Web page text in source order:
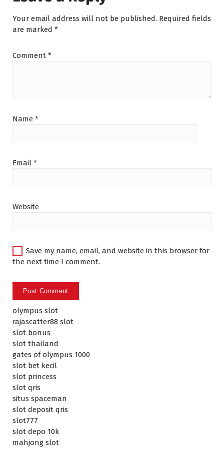
Your email address will not be published. Required fields
are marked *
Comment *
Name *
Email *
Website
Save my name, email, and website in this browser for
the next time I comment.
olympus slot
rajascatter88 slot
slot bonus
slot thailand
gates of olympus 1000
slot bet kecil
slot princess
slot qris
situs spaceman
slot deposit qris
slot777
slot depo 10k
mahjong slot